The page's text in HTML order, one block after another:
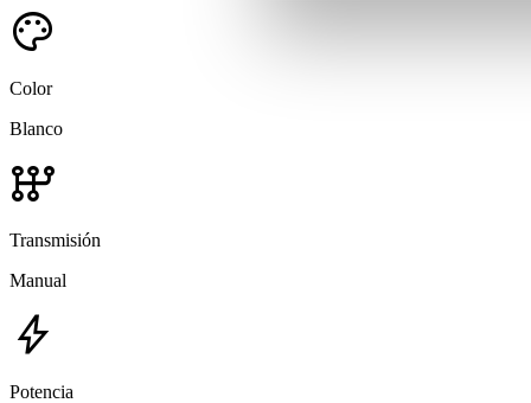
palette
Color
Blanco
auto_transmission
Transmisión
Manual
bolt
Potencia